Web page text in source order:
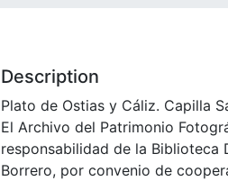
Description
Plato de Ostias y Cáliz. Capilla
El Archivo del Patrimonio
responsabilidad de la Biblioteca
Borrero, por convenio de